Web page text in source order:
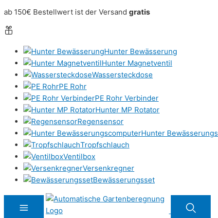
ab 150€ Bestellwert ist der Versand gratis
Hunter Bewässerung
Hunter Magnetventil
Wassersteckdose
PE Rohr
PE Rohr Verbinder
Hunter MP Rotator
Regensensor
Hunter
Tropfschlauch
Ventilbox
Versenkregner
Bewässerungsset